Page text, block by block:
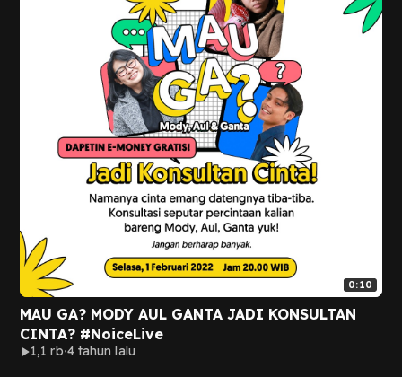
0:10
MAU GA? MODY AUL GANTA JADI KONSULTAN
CINTA? #NoiceLive
1,1 rb 4 tahun lalu